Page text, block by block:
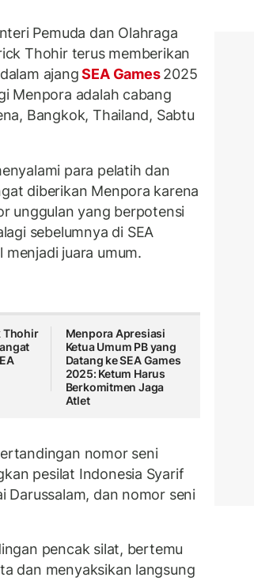
Pemuda dan Olahraga
Thohir terus memberikan
ajangSEA Games2025
Menpora adalah cabang
Bangkok, Thailand, Sabtu
para pelatih dan
diberikan Menpora karena
unggulan yang berpotensi
sebelumnya di SEA
menjadi juara umum.
Thohir
Menpora Apresiasi
Ketua Umum PB yang
Datang ke SEA Games
2025: Ketum Harus
Berkomitmen Jaga
Atlet
nomor seni
pesilat Indonesia Syarif
Darussalam, dan nomor seni
pencak silat, bertemu
dan menyaksikan langsung